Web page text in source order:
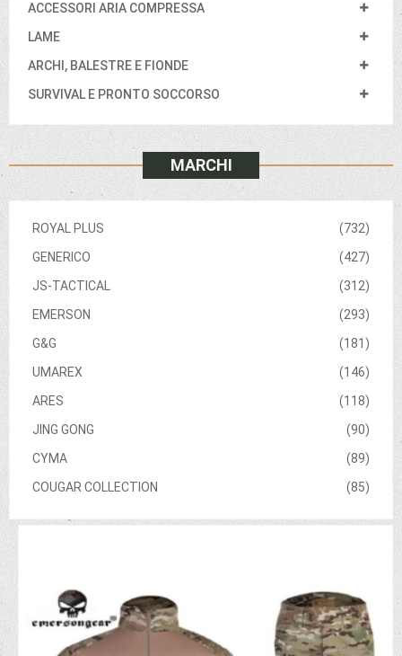
ACCESSORI ARIA COMPRESSA
LAME
ARCHI, BALESTRE E FIONDE
SURVIVAL E PRONTO SOCCORSO
MARCHI
(732)
ROYAL PLUS
(427)
GENERICO
(312)
JS-TACTICAL
(293)
EMERSON
(181)
G&G
(146)
UMAREX
(118)
ARES
(90)
JING GONG
(89)
CYMA
(85)
COUGAR COLLECTION